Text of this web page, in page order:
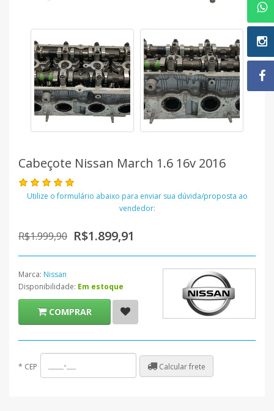
Cabeçote Nissan March 1.6 16v 2016
Utilize o formulário abaixo para enviar sua dúvida/proposta ao
vendedor:
R$1.999,90 R$1.899,91
Marca: Nissan
Disponibilidade: Em estoque
COMPRAR
* CEP Calcular frete